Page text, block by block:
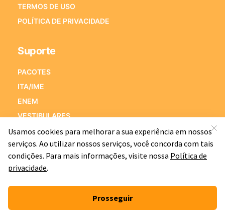
TERMOS DE USO
POLÍTICA DE PRIVACIDADE
Suporte
PACOTES
ITA/IME
ENEM
VESTIBULARES
PORQUE ESTRATÉGIA VESTIBULARES
PERGUNTAS FREQUENTES
Fale Conosco
Alameda Xingu, 350 – Sala 1501
Alphaville Industrial – CEP 06455-911